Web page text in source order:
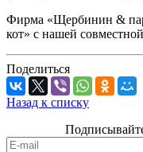
Фирма «Щербинин &
кот» с нашей
Поделиться
Назад к списку